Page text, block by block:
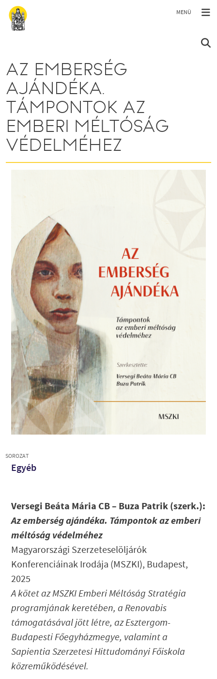
Ugrás a tartalomra
AZ EMBERSÉG
AJÁNDÉKA.
TÁMPONTOK AZ
EMBERI MÉLTÓSÁG
VÉDELMÉHEZ
SOROZAT
Egyéb
Versegi Beáta Mária CB – Buza Patrik (szerk.):
Az emberség ajándéka. Támpontok az emberi
méltóság védelméhez
Magyarországi Szerzeteselöljárók
Konferenciáinak Irodája (MSZKI), Budapest,
2025
A kötet az MSZKI Emberi Méltóság Stratégia
programjának keretében, a Renovabis
támogatásával jött létre, az Esztergom-
Budapesti Főegyházmegye, valamint a
Sapientia Szerzetesi Hittudományi Főiskola
közreműködésével.